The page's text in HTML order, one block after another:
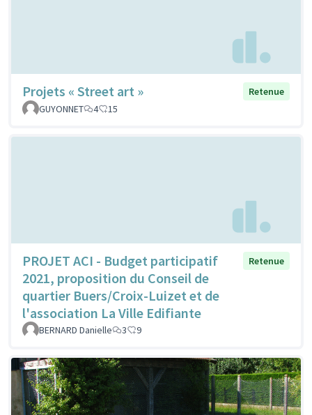
Projets « Street art »
Retenue
GUYONNET
4 15
PROJET ACI - Budget participatif
2021, proposition du Conseil de
quartier Buers/Croix-Luizet et de
l'association La Ville Edifiante
Retenue
BERNARD Danielle 3 9